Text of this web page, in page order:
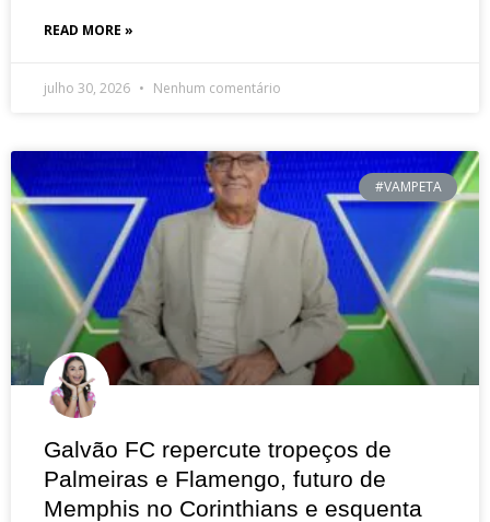
READ MORE »
julho 30, 2026 Nenhum comentário
#VAMPETA
Galvão FC repercute tropeços de
Palmeiras e Flamengo, futuro de
Memphis no Corinthians e esquenta